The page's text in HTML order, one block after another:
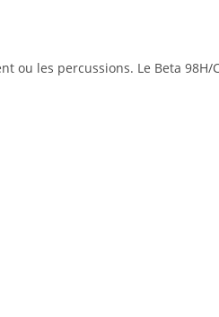
ou les percussions. Le Beta 98H/